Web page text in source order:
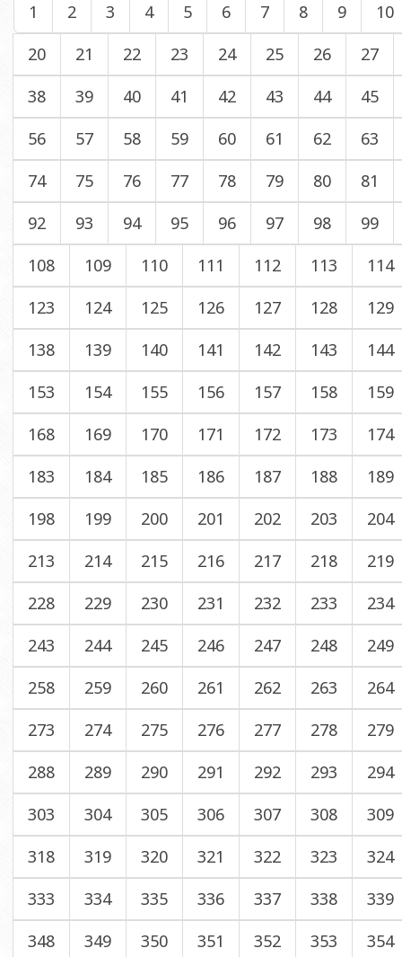
1 2 3 4 5 6 7 8 9
10
20
21 22 23 24 25 26
27
38
39 40 41 42 43 44
45
56
57 58 59 60 61 62
63
74
75 76 77 78 79 80
81
92
93 94 95 96 97 98
99
108
109 110 111 112 113
114
123
124 125 126 127 128
129
138
139 140 141 142 143
144
153
154 155 156 157 158
159
168
169 170 171 172 173
174
183
184 185 186 187 188
189
198
199 200 201 202 203
204
213
214 215 216 217 218
219
228
229 230 231 232 233
234
243
244 245 246 247 248
249
258
259 260 261 262 263
264
273
274 275 276 277 278
279
288
289 290 291 292 293
294
303
304 305 306 307 308
309
318
319 320 321 322 323
324
333
334 335 336 337 338
339
348
349 350 351 352 353 354